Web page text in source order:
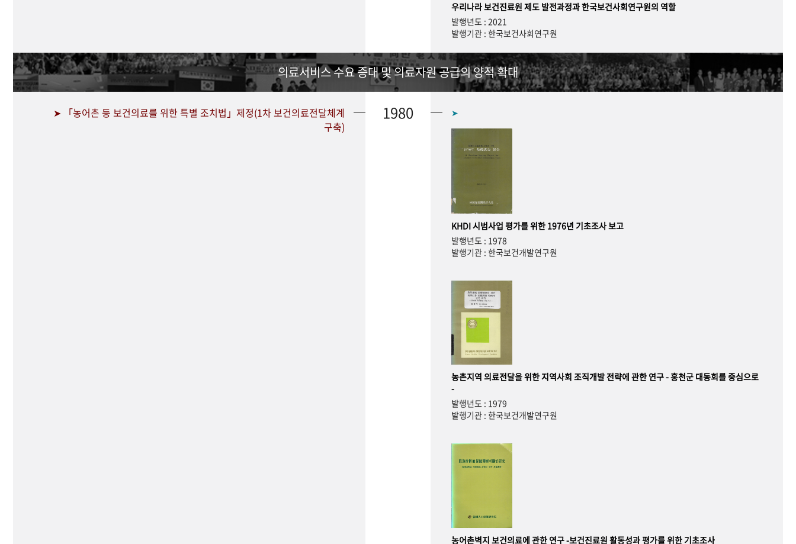
우리나라 보건진료원 제도 발전과정과 한국보건사회연구원의 역할
발행년도 : 2021
발행기관 : 한국보건사회연구원
의료서비스 수요 증대 및 의료자원 공급의 양적 확대
➤ 「농어촌 등 보건의료를 위한 특별 조치법」제정(1차 보건의료전달체계
구축)
1980 ➤
KHDI 시범사업 평가를 위한 1976년 기초조사 보고
발행년도 : 1978
발행기관 : 한국보건개발연구원
농촌지역 의료전달을 위한 지역사회 조직개발 전략에 관한 연구 - 홍천군 대동회를 중심으로
-
발행년도 : 1979
발행기관 : 한국보건개발연구원
농어촌벽지 보건의료에 관한 연구 -보건진료원 활동성과 평가를 위한 기초조사